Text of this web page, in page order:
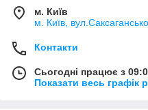
м. Київ
м. Київ,
Контакти
Сьогодні працює з
Показати весь графік